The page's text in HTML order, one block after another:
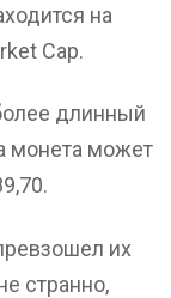
на
Cap.
длинный
монета может
их
странно,